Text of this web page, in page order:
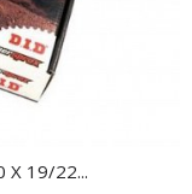
X 19/22...